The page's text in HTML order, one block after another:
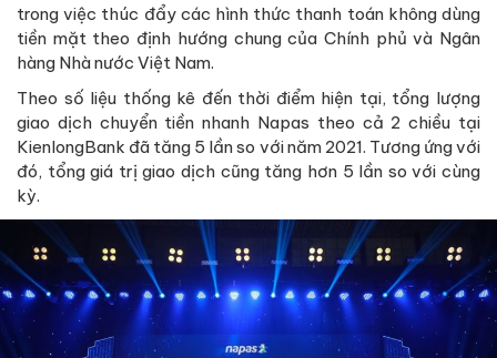
trong việc thúc đẩy các hình thức thanh toán không dùng
tiền mặt theo định hướng chung của Chính phủ và Ngân
hàng Nhà nước Việt Nam.
Theo số liệu thống kê đến thời điểm hiện tại, tổng lượng
giao dịch chuyển tiền nhanh Napas theo cả 2 chiều tại
KienlongBank đã tăng 5 lần so với năm 2021. Tương ứng với
đó, tổng giá trị giao dịch cũng tăng hơn 5 lần so với cùng
kỳ.